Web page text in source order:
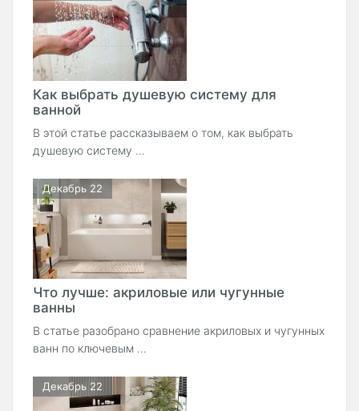
Как выбрать душевую систему для
ванной
В этой статье рассказываем о том, как выбрать
душевую систему ...
Декабрь 22
Что лучше: акриловые или чугунные
ванны
В статье разобрано сравнение акриловых и чугунных
ванн по ключевым ...
Декабрь 22